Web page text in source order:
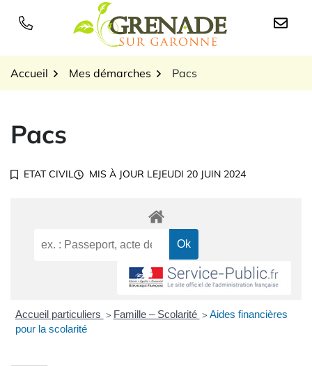
Logo Grenade sur
Accueil Mes démarches Pacs
Pacs
ETAT CIVIL MIS À JOUR LEJEUDI 20 JUIN 2024
Accueil particuliers > Famille – Scolarité > Aides financières
pour la scolarité